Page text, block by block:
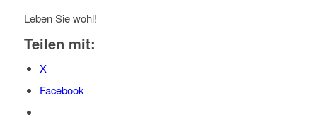
Leben Sie wohl!
Teilen mit:
X
Facebook